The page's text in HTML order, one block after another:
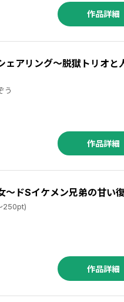
作品詳細
ェアリング～脱獄トリオと
う
作品詳細
～ドSイケメン兄弟の甘い
250pt)
作品詳細